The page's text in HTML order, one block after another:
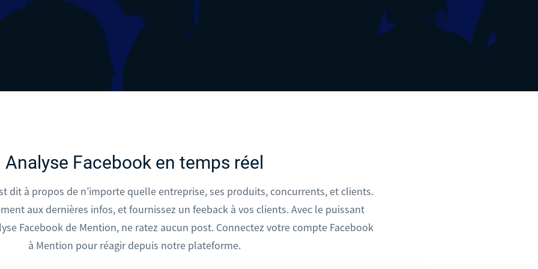
les réseaux sociaux, améliorez votre reach et votre
nouvelles technologies, de
changements réglementaires ou de
comportements consommateurs.
Gestion des réseaux
Analyse Facebook en temps réel
dit à propos de n’importe quelle entreprise, ses produits, concurrents, et clients.
aux dernières infos, et fournissez un feeback à vos clients. Avec le puissant
Facebook de Mention, ne ratez aucun post. Connectez votre compte Facebook
à Mention pour réagir depuis notre plateforme.